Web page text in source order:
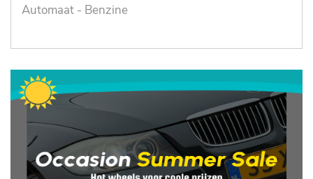
Automaat - Benzine